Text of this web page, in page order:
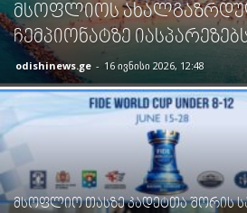
მსოფლიოს
ჩემპიონატზე
odishinews.ge - 16 ივნისი 2026, 12:48
მსოფლიო თასზე კადეტთა შორის